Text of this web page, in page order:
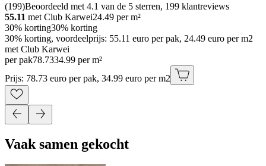
(199)Beoordeeld met 4.1 van de 5 sterren, 199 klantreviews
55.11 met Club Karwei24.49 per m²
30% korting30% korting
30% korting, voordeelprijs: 55.11 euro per pak, 24.49 euro per m2
met Club Karwei
per pak78.7334.99 per m²
Prijs: 78.73 euro per pak, 34.99 euro per m2
Vaak samen gekocht